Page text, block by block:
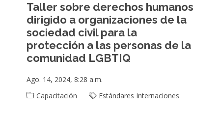
Taller sobre derechos humanos
dirigido a organizaciones de la
sociedad civil para la
protección a las personas de la
comunidad LGBTIQ
Ago. 14, 2024, 8:28 a.m.
Capacitación
Estándares Internaciones